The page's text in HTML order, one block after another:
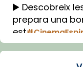
▶️ Descobreix
prepara una
est
Imatge: